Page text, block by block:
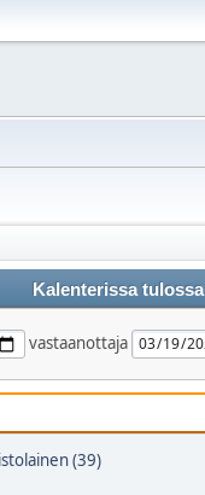
Kalenterissa tulossa
vastaanottaja
(39)